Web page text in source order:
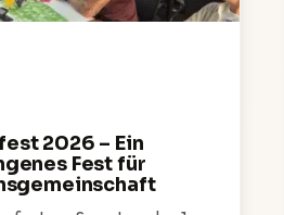
2026 – Ein
Fest für